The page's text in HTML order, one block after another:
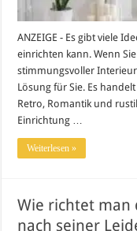
ANZEIGE - Es gibt viele
einrichten kann. Wenn
stimmungsvoller
Lösung für Sie. Es
Retro, Romantik und
Einrichtung …
Weiterlesen »
Wie richtet man
nach seiner